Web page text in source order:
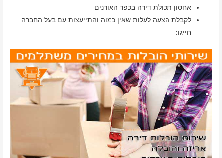
אחסון תכולת דירה בכפר האורנים
לקבלת הצעה לעלות שאין כמוה והתייעצות עם בעל החברה
חייגו: